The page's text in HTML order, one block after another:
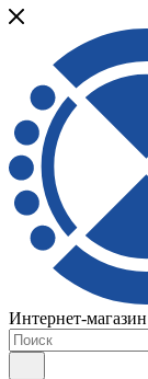
Интернет-магазин